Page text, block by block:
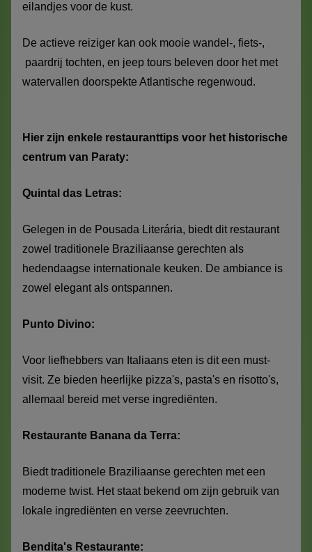
eilandjes voor de kust.
De actieve reiziger kan ook mooie wandel-, fiets-,
paardrij tochten, en jeep tours beleven door het met
watervallen doorspekte Atlantische regenwoud.
Hier zijn enkele restauranttips voor het historische
centrum van Paraty:
Quintal das Letras:
Gelegen in de Pousada Literária, biedt dit restaurant
zowel traditionele Braziliaanse gerechten als
hedendaagse internationale keuken. De ambiance is
zowel elegant als ontspannen.
Punto Divino:
Voor liefhebbers van Italiaans eten is dit een must-
visit. Ze bieden heerlijke pizza's, pasta's en risotto's,
allemaal bereid met verse ingrediënten.
Restaurante Banana da Terra:
Biedt traditionele Braziliaanse gerechten met een
moderne twist. Het staat bekend om zijn gebruik van
lokale ingrediënten en verse zeevruchten.
Bendita's Restaurante: